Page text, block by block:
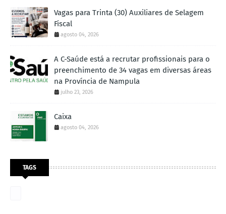
Vagas para Trinta (30) Auxiliares de Selagem
Fiscal
agosto 04, 2026
A C-Saúde está a recrutar profissionais para o
preenchimento de 34 vagas em diversas áreas
na Província de Nampula
julho 23, 2026
Caixa
agosto 04, 2026
TAGS